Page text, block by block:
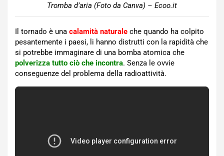
Tromba d’aria (Foto da Canva) – Ecoo.it
Il tornado è una calamità naturale che quando ha colpito
pesantemente i paesi, li hanno distrutti con la rapidità che
si potrebbe immaginare di una bomba atomica che
polverizza tutto ciò che incontra. Senza le ovvie
conseguenze del problema della radioattività.